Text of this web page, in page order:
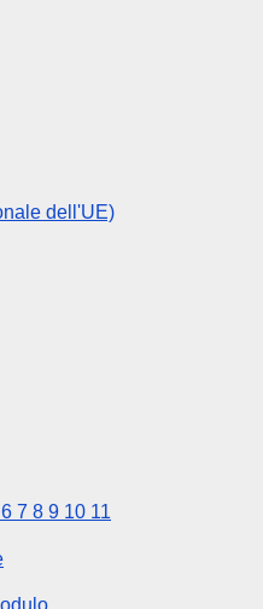
dell'UE)
7 8 9 10 11